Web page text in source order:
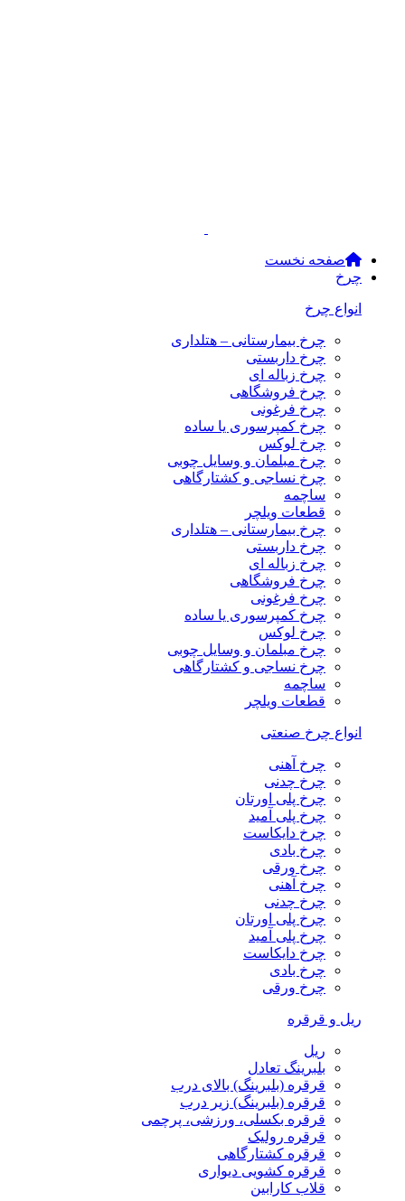
صفحه نخست
چرخ
انواع چرخ
چرخ بیمارستانی – هتلداری
چرخ داربستی
چرخ زباله ای
چرخ فروشگاهی
چرخ فرغونی
چرخ کمپرسوری یا ساده
چرخ لوکس
چرخ مبلمان و وسایل چوبی
چرخ نساجی و کشتارگاهی
ساچمه
قطعات ویلچر
چرخ بیمارستانی – هتلداری
چرخ داربستی
چرخ زباله ای
چرخ فروشگاهی
چرخ فرغونی
چرخ کمپرسوری یا ساده
چرخ لوکس
چرخ مبلمان و وسایل چوبی
چرخ نساجی و کشتارگاهی
ساچمه
قطعات ویلچر
انواع چرخ صنعتی
چرخ آهنی
چرخ چدنی
چرخ پلی اورتان
چرخ پلی آمید
چرخ دایکاست
چرخ بادی
چرخ ورقی
چرخ آهنی
چرخ چدنی
چرخ پلی اورتان
چرخ پلی آمید
چرخ دایکاست
چرخ بادی
چرخ ورقی
ریل و قرقره
ریل
بلبرینگ تعادل
قرقره (بلبرینگ) بالای درب
قرقره (بلبرینگ) زیر درب
قرقره بکسلی، ورزشی، پرچمی
قرقره رولیک
قرقره کشتارگاهی
قرقره کشویی دیواری
قلاب کارابین